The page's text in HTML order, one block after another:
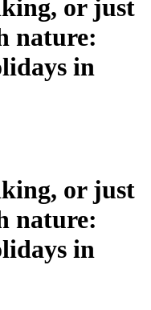
or just
nature:
in
or just
nature:
in